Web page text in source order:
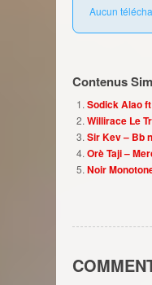
Aucun
Contenus
Sodick Alao
Willirace Le
Sir Kev – Bb
Orè Taji –
Noir